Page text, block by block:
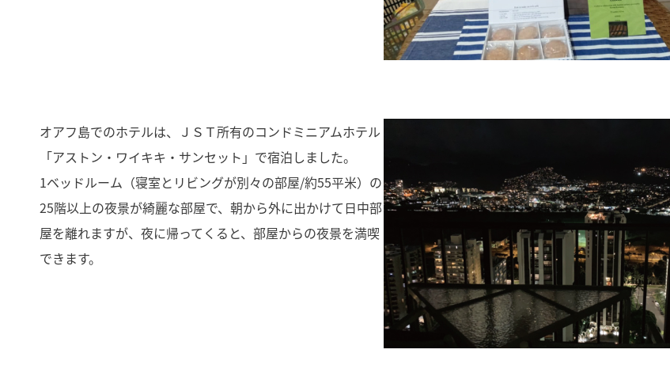
オアフ島でのホテルは、ＪＳＴ所有のコンドミニアムホテル
「アストン・ワイキキ・サンセット」で宿泊しました。
1ベッドルーム（寝室とリビングが別々の部屋/約55平米）の
25階以上の夜景が綺麗な部屋で、朝から外に出かけて日中部
屋を離れますが、夜に帰ってくると、部屋からの夜景を満喫
できます。